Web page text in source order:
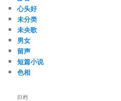
心头好
未分类
未央歌
男女
留声
短篇小说
色相
归档